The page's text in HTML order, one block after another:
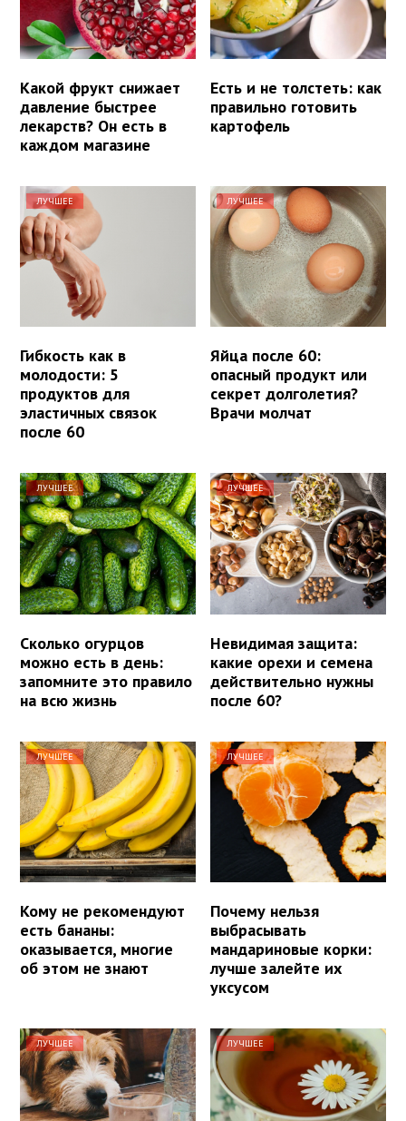
Какой фрукт снижает
давление быстрее
лекарств? Он есть в
каждом магазине
Есть и не толстеть: как
правильно готовить
картофель
ЛУЧШЕЕ
Гибкость как в
молодости: 5
продуктов для
эластичных связок
после 60
ЛУЧШЕЕ
Яйца после 60:
опасный продукт или
секрет долголетия?
Врачи молчат
ЛУЧШЕЕ
Сколько огурцов
можно есть в день:
запомните это правило
на всю жизнь
ЛУЧШЕЕ
Невидимая защита:
какие орехи и семена
действительно нужны
после 60?
ЛУЧШЕЕ
Кому не рекомендуют
есть бананы:
оказывается, многие
об этом не знают
ЛУЧШЕЕ
Почему нельзя
выбрасывать
мандариновые корки:
лучше залейте их
уксусом
ЛУЧШЕЕ ЛУЧШЕЕ